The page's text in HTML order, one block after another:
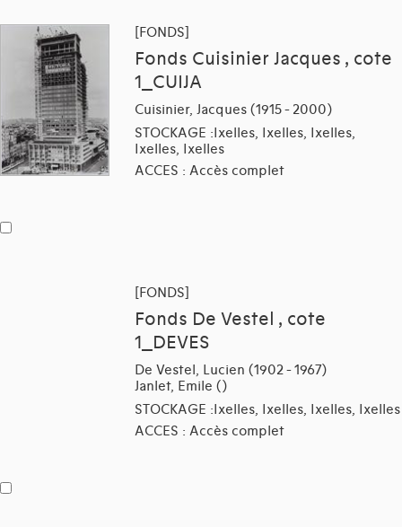
[FONDS]
Fonds Cuisinier Jacques , cote
1_CUIJA
Cuisinier, Jacques (1915 - 2000)
STOCKAGE :Ixelles, Ixelles, Ixelles,
Ixelles, Ixelles
ACCES : Accès complet
[FONDS]
Fonds De Vestel , cote
1_DEVES
De Vestel, Lucien (1902 - 1967)
Janlet, Emile ()
STOCKAGE :Ixelles, Ixelles, Ixelles, Ixelles
ACCES : Accès complet